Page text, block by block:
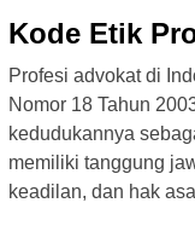
Kode Etik
Profesi advokat di
Nomor 18 Tahun
kedudukannya
memiliki tanggung
keadilan, dan hak